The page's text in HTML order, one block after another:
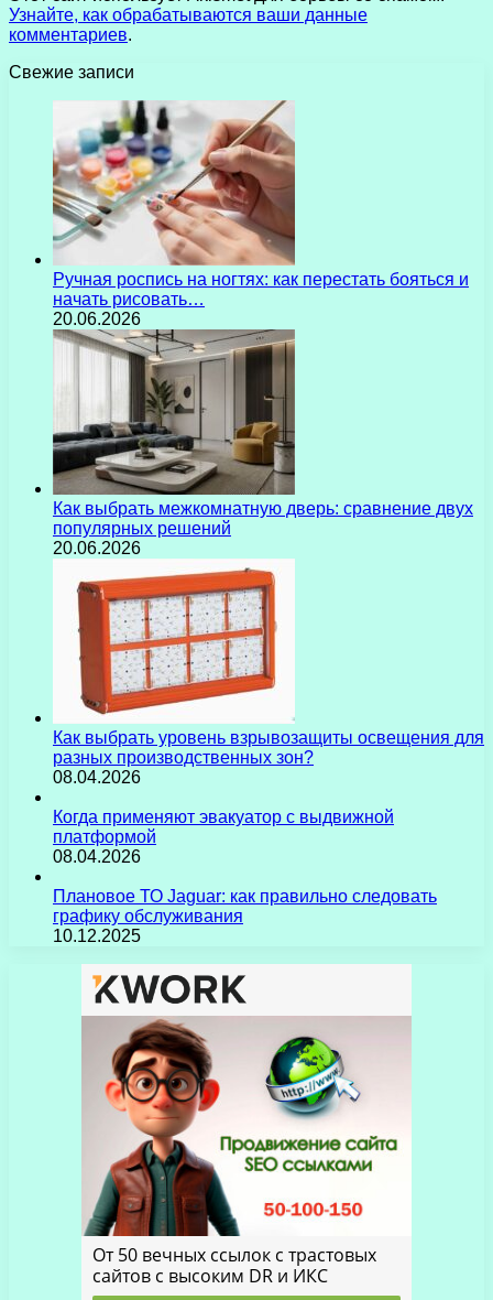
Узнайте, как обрабатываются ваши данные
комментариев.
Свежие записи
Ручная роспись на ногтях: как перестать бояться и
начать рисовать…
20.06.2026
Как выбрать межкомнатную дверь: сравнение двух
популярных решений
20.06.2026
Как выбрать уровень взрывозащиты освещения для
разных производственных зон?
08.04.2026
Когда применяют эвакуатор с выдвижной
платформой
08.04.2026
Плановое ТО Jaguar: как правильно следовать
графику обслуживания
10.12.2025